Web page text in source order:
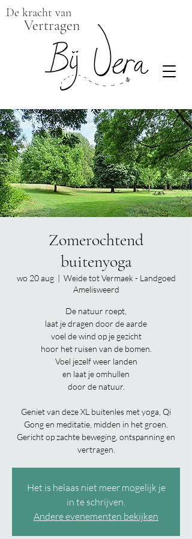
De kracht van
Vertragen
Zomerochtend
buitenyoga
wo 20 aug
  |
Weide tot Vermaek - Landgoed
Amelisweerd
De natuur roept,
laat je dragen door de aarde
voel de wind op je gezicht
hoor het ruisen van de bomen.
Voel jezelf weer landen
en laat je omhullen
door de natuur.
Geniet van deze XL buitenles met yoga, Qi
Gong en meditatie, midden in het groen.
Gericht op zachte beweging, ontspanning en
vertragen.
Het is helaas niet meer mogelijk je
in te schrijven.
Andere evenementen bekijken